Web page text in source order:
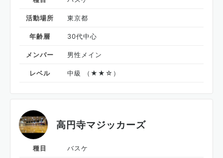
活動場所 東京都
年齢層 30代中心
メンバー 男性メイン
レベル 中級 （★★☆）
高円寺マジッカーズ
種目 バスケ